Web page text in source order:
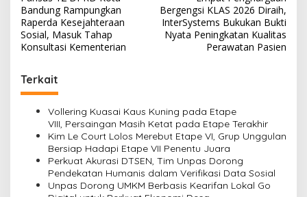
a
v
i
a
Bandung Rampungkan
Raperda Kesejahteraan
Sosial, Masuk Tahap
Konsultasi Kementerian
Bergengsi KLAS 2026 Diraih,
InterSystems Bukukan Bukti
Nyata Peningkatan Kualitas
Perawatan Pasien
Terkait
Vollering Kuasai Kaus Kuning pada Etape
VIII, Persaingan Masih Ketat pada Etape Terakhir
Kim Le Court Lolos Merebut Etape VI, Grup Unggulan
Bersiap Hadapi Etape VII Penentu Juara
Perkuat Akurasi DTSEN, Tim Unpas Dorong
Pendekatan Humanis dalam Verifikasi Data Sosial
Unpas Dorong UMKM Berbasis Kearifan Lokal Go